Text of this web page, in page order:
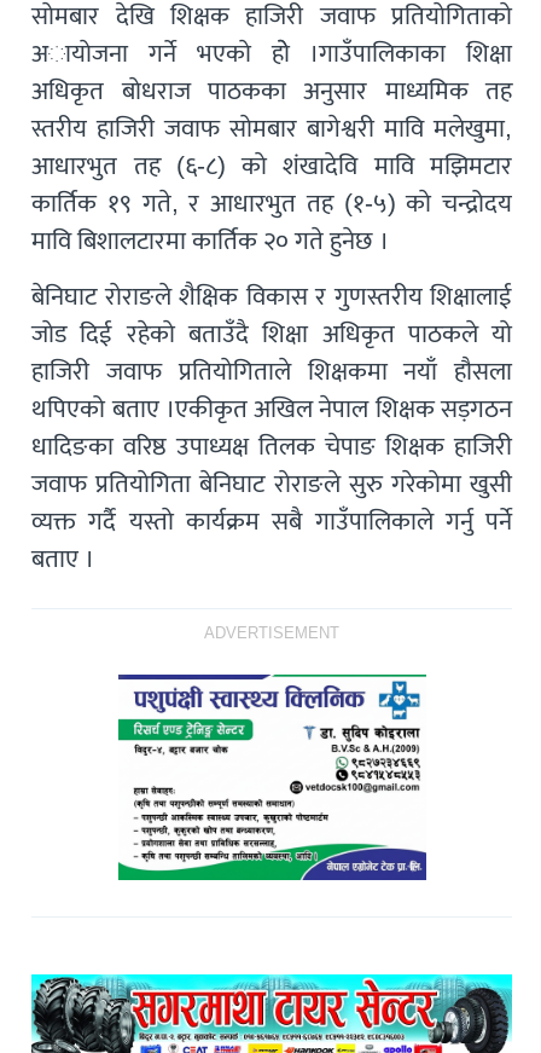
साेमबार देखि शिक्षक हाजिरी जवाफ प्रतियाेगिताकाे
अायाेजना गर्ने भएकाे हाेे ।गाउँपालिकाका शिक्षा
अधिकृत बाेधराज पाठकका अनुसार माध्यमिक तह
स्तरीय हाजिरी जवाफ साेमबार बागेश्वरी मावि मलेखुमा,
आधारभुत तह (६-८) काे शंखादेवि मावि मझिमटार
कार्तिक १९ गते, र आधारभुत तह (१-५) काे चन्द्रोदय
मावि बिशालटारमा कार्तिक २० गते हुनेछ ।
बेनिघाट राेराङले शैक्षिक विकास र गुणस्तरीय शिक्षालाई
जाेड दिई रहेकाे बताउँदै शिक्षा अधिकृत पाठकले याे
हाजिरी जवाफ प्रतियाेगिताले शिक्षकमा नयाँ हाैसला
थपिएको बताए ।एकीकृत अखिल नेपाल शिक्षक सड़गठन
धादिङका वरिष्ठ उपाध्यक्ष तिलक चेपाङ शिक्षक हाजिरी
जवाफ प्रतियाेगिता बेनिघाट राेराङले सुरु गरेकाेमा खुसी
व्यक्त गर्दै यस्ताे कार्यक्रम सबै गाउँपालिकाले गर्नु पर्ने
बताए ।
ADVERTISEMENT